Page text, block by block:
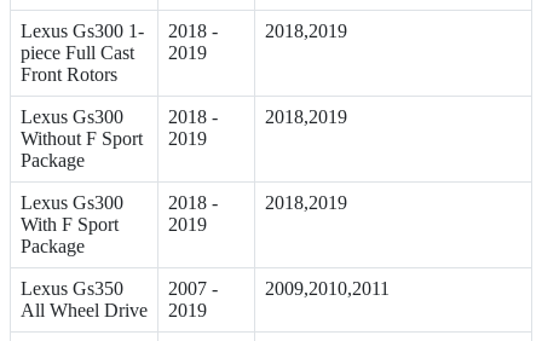
Lexus Gs300 1-
piece Full Cast
Front Rotors
2018 -
2019
2018,2019
Lexus Gs300
Without F Sport
Package
2018 -
2019
2018,2019
Lexus Gs300
With F Sport
Package
2018 -
2019
2018,2019
Lexus Gs350
All Wheel Drive
2007 -
2019
2009,2010,2011